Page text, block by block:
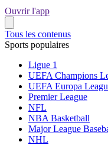
Ouvrir l'app
Tous les contenus
Sports populaires
Ligue 1
UEFA Champions
UEFA Europa
Premier League
NFL
NBA Basketball
Major League
NHL